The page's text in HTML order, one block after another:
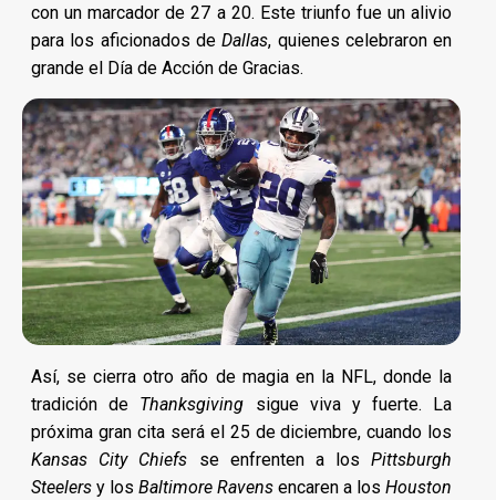
con un marcador de 27 a 20. Este triunfo fue un alivio
para los aficionados deDallas, quienes celebraron en
grande el Día de Acción de Gracias.
Así, se cierra otro año de magia en la NFL, donde la
tradición de Thanksgiving sigue viva y fuerte. La
próxima gran cita será el 25 de diciembre, cuando los
Kansas City Chiefs se enfrenten a losPittsburgh
Steelers y losBaltimore Ravens encaren a losHouston